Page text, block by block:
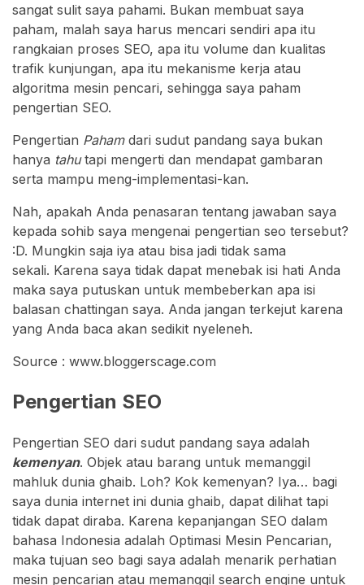
sangat sulit saya pahami. Bukan membuat saya
paham, malah saya harus mencari sendiri apa itu
rangkaian proses SEO, apa itu volume dan kualitas
trafik kunjungan, apa itu mekanisme kerja atau
algoritma mesin pencari, sehingga saya paham
pengertian SEO.
Pengertian Pahamdari sudut pandang saya bukan
hanya tahutapi mengerti dan mendapat gambaran
serta mampu meng-implementasi-kan.
Nah, apakah Anda penasaran tentang jawaban saya
kepada sohib saya mengenai pengertian seo tersebut?
:D. Mungkin saja iya atau bisa jadi tidak sama
sekali. Karena saya tidak dapat menebak isi hati Anda
maka saya putuskan untuk membeberkan apa isi
balasan chattingan saya. Anda jangan terkejut karena
yang Anda baca akan sedikit nyeleneh.
Source : www.bloggerscage.com
Pengertian SEO
Pengertian SEO dari sudut pandang saya adalah
kemenyan. Objek atau barang untuk memanggil
mahluk dunia ghaib. Loh? Kok kemenyan? Iya… bagi
saya dunia internet ini dunia ghaib, dapat dilihat tapi
tidak dapat diraba. Karena kepanjangan SEO dalam
bahasa Indonesia adalah Optimasi Mesin Pencarian,
maka tujuan seo bagi saya adalah menarik perhatian
mesin pencarian atau memanggil search engine untuk